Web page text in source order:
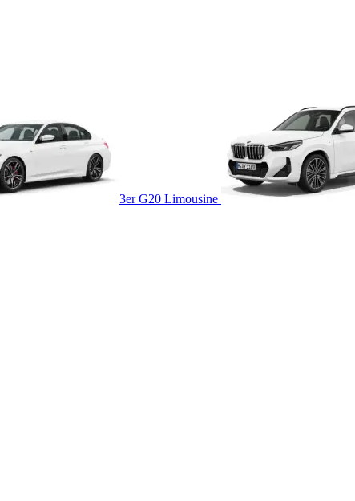
3er G20 Limousine